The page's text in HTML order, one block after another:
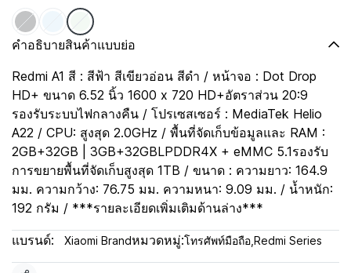
คำอธิบายสินค้าแบบย่อ
Redmi A1 สี : สีฟ้า สีเขียวอ่อน สีดำ / หน้าจอ : Dot Drop
HD+ ขนาด 6.52 นิ้ว 1600 x 720 HD+อัตราส่วน 20:9
รองรับระบบไฟกลางคืน / โปรเซสเซอร์ : MediaTek Helio
A22 / CPU: สูงสุด 2.0GHz / พื้นที่จัดเก็บข้อมูลและ RAM :
2GB+32GB | 3GB+32GBLPDDR4X + eMMC 5.1รองรับ
การขยายพื้นที่จัดเก็บสูงสุด 1TB / ขนาด : ความยาว: 164.9
มม. ความกว้าง: 76.75 มม. ความหนา: 9.09 มม. / น้ำหนัก:
192 กรัม / ***รายละเอียดเพิ่มเติมด้านล่าง***
แบรนด์: Xiaomi Brandหมวดหมู่:โทรศัพท์มือถือ Redmi Series